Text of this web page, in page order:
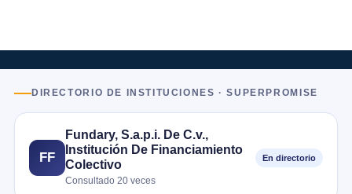
DIRECTORIO DE INSTITUCIONES · SUPERPROMISE
FF
Fundary, S.a.p.i. De C.v.,
Institución De Financiamiento
Colectivo
Consultado 20 veces
En directorio